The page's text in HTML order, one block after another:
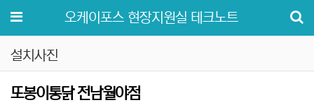
메뉴 오케이포스 현장지원실 테크노트
설치사진
또봉이통닭 전남월야점